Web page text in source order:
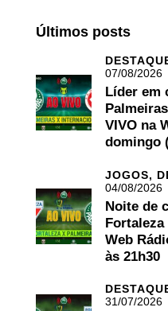
Últimos posts
07/08/2026
Líder em
VIVO na
domingo
JOGOS,
04/08/2026
Noite de
Fortaleza
Web
às 21h30
31/07/2026